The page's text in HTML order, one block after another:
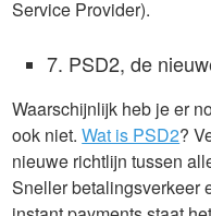
Service Provider).
7. PSD2, de
Waarschijnlijk heb je er
ook niet.Wat is PSD2?
nieuwe richtlijn tussen
Sneller betalingsverkeer